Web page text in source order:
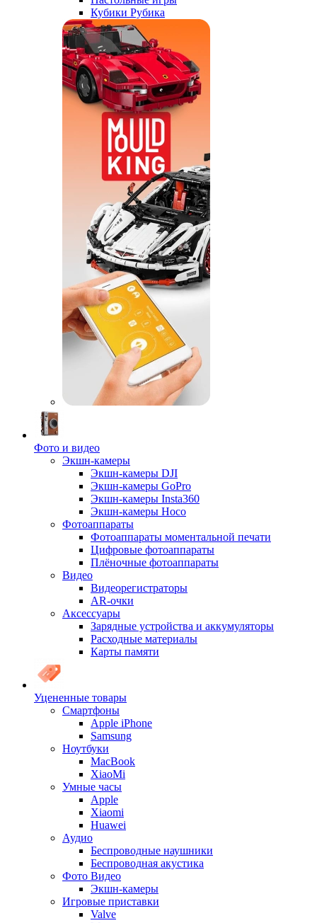
Кубики Рубика
Фото и видео
Экшн-камеры
Экшн-камеры DJI
Экшн-камеры GoPro
Экшн-камеры Insta360
Экшн-камеры Hoco
Фотоаппараты
Фотоаппараты моментальной печати
Цифровые фотоаппараты
Плёночные фотоаппараты
Видео
Видеорегистраторы
AR-очки
Аксессуары
Зарядные устройства и аккумуляторы
Расходные материалы
Карты памяти
Уцененные товары
Cмартфоны
Apple iPhone
Samsung
Ноутбуки
MacBook
XiaoMi
Умные часы
Apple
Xiaomi
Huawei
Аудио
Беспроводные наушники
Беспроводная акустика
Фото Видео
Экшн-камеры
Игровые приставки
Valve